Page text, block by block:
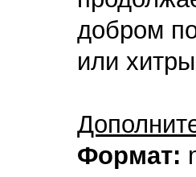
добром
или
Формат: